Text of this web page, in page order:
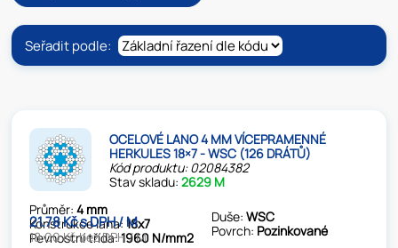
Seřadit podle:
OCELOVÉ LANO 4 MM VÍCEPRAMENNÉ
HERKULES 18×7 - WSC (126 DRÁTŮ)
Kód produktu: 02084382
Stav skladu:2629 M
Průměr:4 mm
Konstrukce lana:18x7
Pevnostní třída:1960 N/mm2
Duše:WSC
Povrch: Pozinkované
21.78 Kč s DPH / M
18.00 Kč bez DPH / M